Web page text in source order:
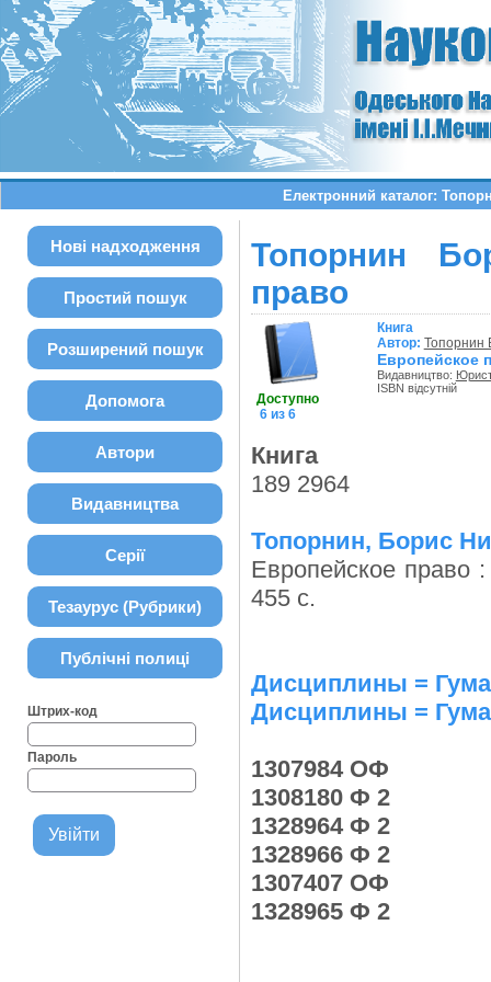
Електронний каталог:
Нові надходження
Простий пошук
Розширений пошук
Допомога
Автори
Видавництва
Серії
Тезаурус (Рубрики)
Публічні полиці
Штрих-код
Пароль
Топорнин
право
Доступно
6 из 6
Книга
Автор: Топорнин
Европейское
Видавництво:
ISBN відсутній
Книга
189 2964
Топорнин, Борис
Европейское
455 с.
Дисциплины =
Дисциплины =
1307984 ОФ
1308180 Ф 2
1328964 Ф 2
1328966 Ф 2
1307407 ОФ
1328965 Ф 2